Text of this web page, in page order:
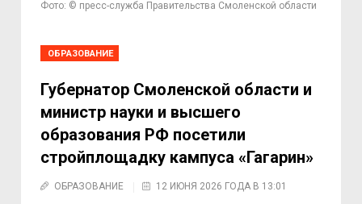
Фото: © пресс-служба Правительства Смоленской области
ОБРАЗОВАНИЕ
Губернатор Смоленской области и
министр науки и высшего
образования РФ посетили
стройплощадку кампуса «Гагарин»
ОБРАЗОВАНИЕ 12 ИЮНЯ 2026 ГОДА В 13:01